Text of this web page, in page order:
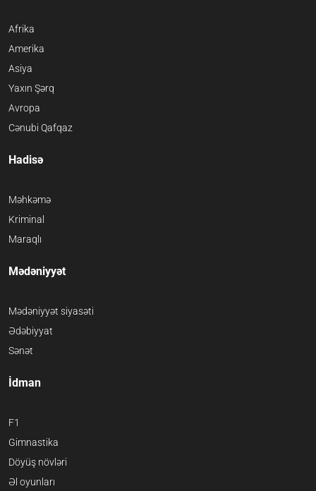
Afrika
Amerika
Asiya
Yaxın Şərq
Avropa
Cənubi Qafqaz
Hadisə
Məhkəmə
Kriminal
Maraqlı
Mədəniyyət
Mədəniyyət siyasəti
Ədəbiyyat
Sənət
İdman
F1
Gimnastika
Döyüş növləri
Əl oyunları